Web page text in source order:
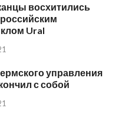
восхитились
Ural
управления
с собой